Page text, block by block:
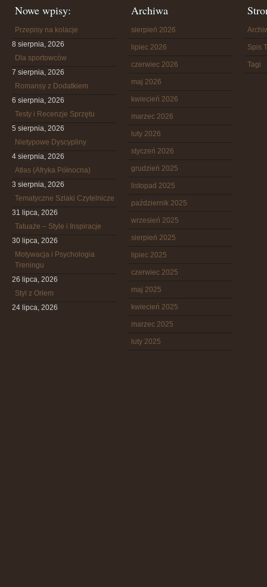
Nowe wpisy:
Przepisy na kolacje
8 sierpnia, 2026
Dla sportowców
7 sierpnia, 2026
Romansy z Dodatkiem
6 sierpnia, 2026
Testy i Recenzje Sprzętu
5 sierpnia, 2026
Nietypowe Dyscypliny
4 sierpnia, 2026
Atlas (Afryka Północna)
3 sierpnia, 2026
Tematyczne Szlaki Czytelnicze
31 lipca, 2026
Tatuaże – Style i Inspiracje
30 lipca, 2026
Motywacja i Psychologia
Treningu
26 lipca, 2026
Styl z Orłem
24 lipca, 2026
Archiwa
sierpień 2026
lipiec 2026
czerwiec 2026
maj 2026
kwiecień 2026
marzec 2026
luty 2026
styczeń 2026
grudzień 2025
listopad 2025
październik 2025
wrzesień 2025
sierpień 2025
lipiec 2025
czerwiec 2025
maj 2025
kwiecień 2025
marzec 2025
luty 2025
Spis
Tagi